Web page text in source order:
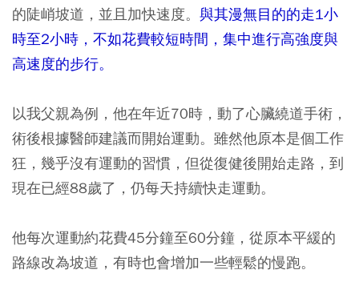
的陡峭坡道，並且加快速度。 與其漫無目的的走1小
時至2小時，不如花費較短時間，集中進行高強度與
高速度的步行。
以我父親為例，他在年近70時，動了心臟繞道手術，
術後根據醫師建議而開始運動。雖然他原本是個工作
狂，幾乎沒有運動的習慣，但從復健後開始走路，到
現在已經88歲了，仍每天持續快走運動。
他每次運動約花費45分鐘至60分鐘，從原本平緩的
路線改為坡道，有時也會增加一些輕鬆的慢跑。